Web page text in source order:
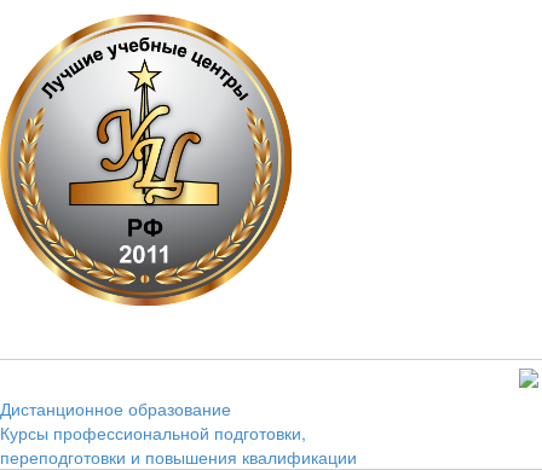
Дистанционное образование
Курсы профессиональной подготовки,
переподготовки и повышения квалификации